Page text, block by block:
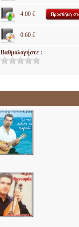
4.00 €
0.60 €
Βαθμολογήστε :